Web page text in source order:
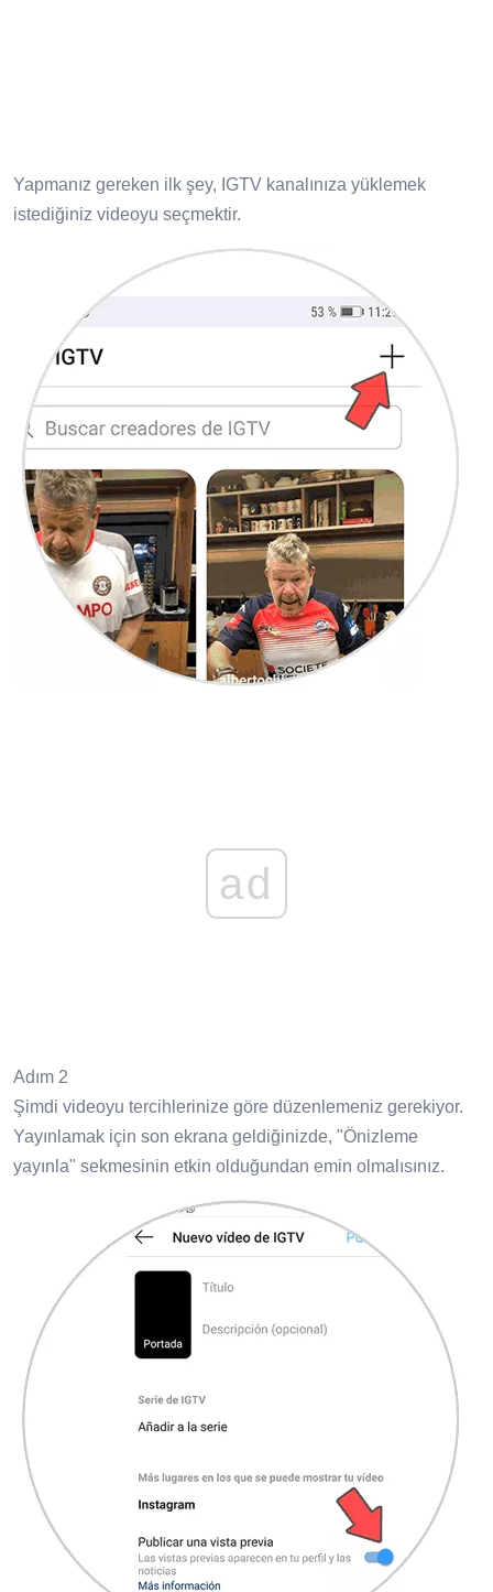
Yapmanız gereken ilk şey, IGTV kanalınıza yüklemek
istediğiniz videoyu seçmektir.
ad
Adım 2
Şimdi videoyu tercihlerinize göre düzenlemeniz gerekiyor.
Yayınlamak için son ekrana geldiğinizde, "Önizleme
yayınla" sekmesinin etkin olduğundan emin olmalısınız.